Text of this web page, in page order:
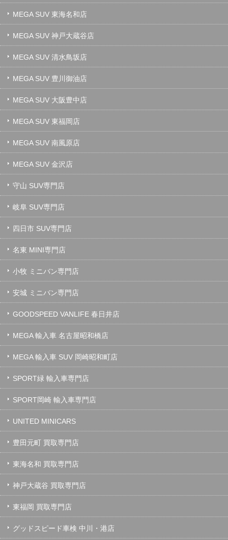
MEGA SUV 東海名和店
MEGA SUV 神戸大蔵谷店
MEGA SUV 清水鳥坂店
MEGA SUV 豊川御油店
MEGA SUV 大阪豊中店
MEGA SUV 東福岡店
MEGA SUV 南風原店
MEGA SUV 金沢店
守山 SUV専門店
岐阜 SUV専門店
四日市 SUV専門店
名東 MINI専門店
小牧 ミニバン専門店
安城 ミニバン専門店
GOODSPEED VANLIFE 春日井店
MEGA 輸入車 名古屋昭和橋店
MEGA 輸入車 SUV 岡崎昭和町店
SPORT緑 輸入車専門店
SPORT岡崎 輸入車専門店
UNITED MINICARS
豊田元町 買取専門店
東海名和 買取専門店
神戸大蔵谷 買取専門店
東福岡 買取専門店
グッドスピード車検 中川・港店